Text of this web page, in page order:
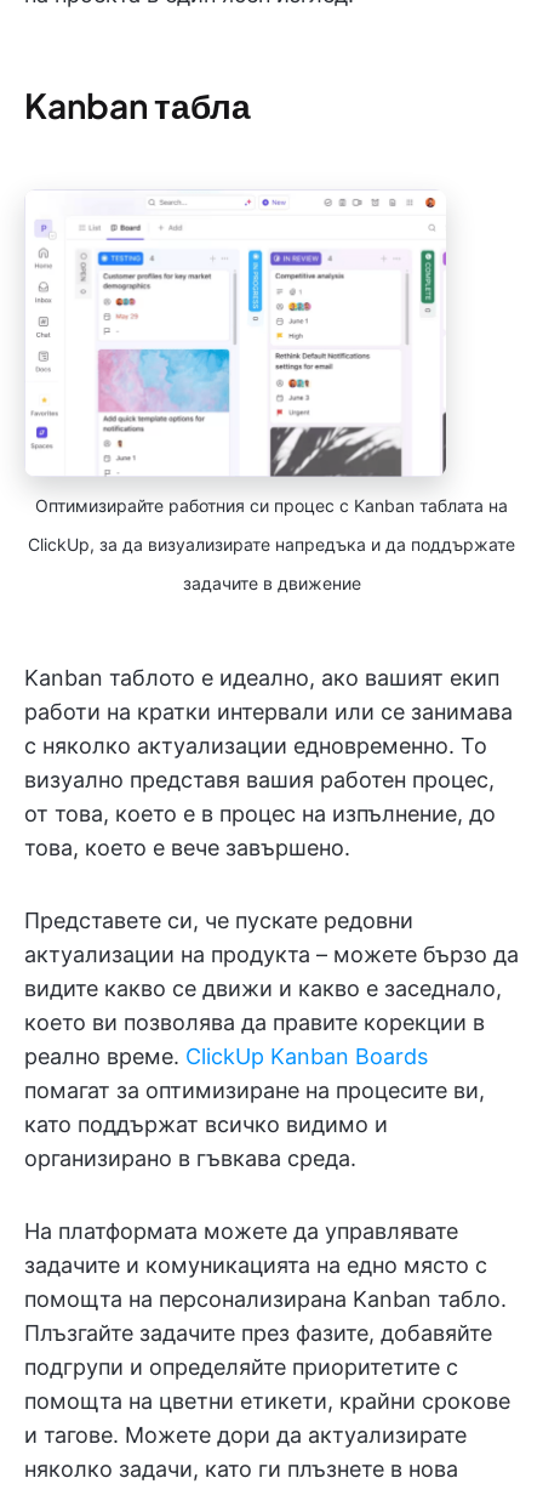
Kanban табла
Оптимизирайте работния си процес с Kanban таблата на
ClickUp, за да визуализирате напредъка и да поддържате
задачите в движение
Kanban таблото е идеално, ако вашият екип
работи на кратки интервали или се занимава
с няколко актуализации едновременно. То
визуално представя вашия работен процес,
от това, което е в процес на изпълнение, до
това, което е вече завършено.
Представете си, че пускате редовни
актуализации на продукта – можете бързо да
видите какво се движи и какво е заседнало,
което ви позволява да правите корекции в
реално време. ClickUp Kanban Boards
помагат за оптимизиране на процесите ви,
като поддържат всичко видимо и
организирано в гъвкава среда.
На платформата можете да управлявате
задачите и комуникацията на едно място с
помощта на персонализирана Kanban табло.
Плъзгайте задачите през фазите, добавяйте
подгрупи и определяйте приоритетите с
помощта на цветни етикети, крайни срокове
и тагове. Можете дори да актуализирате
няколко задачи, като ги плъзнете в нова